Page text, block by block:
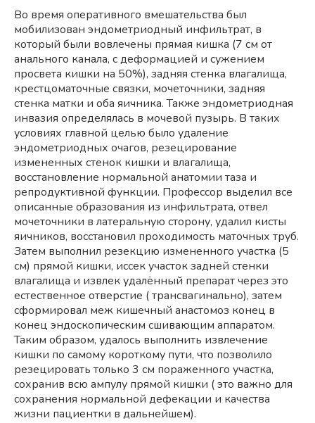
Во время оперативного вмешательства был
мобилизован эндометриодный инфильтрат, в
который были вовлечены прямая кишка (7 см от
анального канала, с деформацией и сужением
просвета кишки на 50%), задняя стенка влагалища,
крестцоматочные связки, мочеточники, задняя
стенка матки и оба яичника. Также эндометриодная
инвазия определялась в мочевой пузырь. В таких
условиях главной целью было удаление
эндометриодных очагов, резецирование
измененных стенок кишки и влагалища,
восстановление нормальной анатомии таза и
репродуктивной функции. Профессор выделил все
описанные образования из инфильтрата, отвел
мочеточники в латеральную сторону, удалил кисты
яичников, восстановил проходимость маточных труб.
Затем выполнил резекцию измененного участка (5
см) прямой кишки, иссек участок задней стенки
влагалища и извлек удалённый препарат через это
естественное отверстие ( трансвагинально), затем
сформировал меж кишечный анастомоз конец в
конец эндоскопическим сшивающим аппаратом.
Таким образом, удалось выполнить извлечение
кишки по самому короткому пути, что позволило
резецировать только 3 см пораженного участка,
сохранив всю ампулу прямой кишки ( это важно для
сохранения нормальной дефекации и качества
жизни пациентки в дальнейшем).